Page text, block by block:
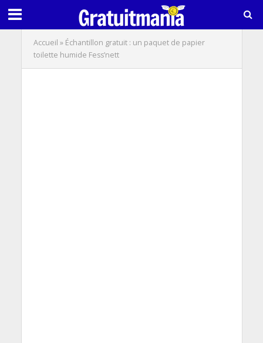
Accueil » Échantillon gratuit : un paquet de papier
toilette humide Fess’nett